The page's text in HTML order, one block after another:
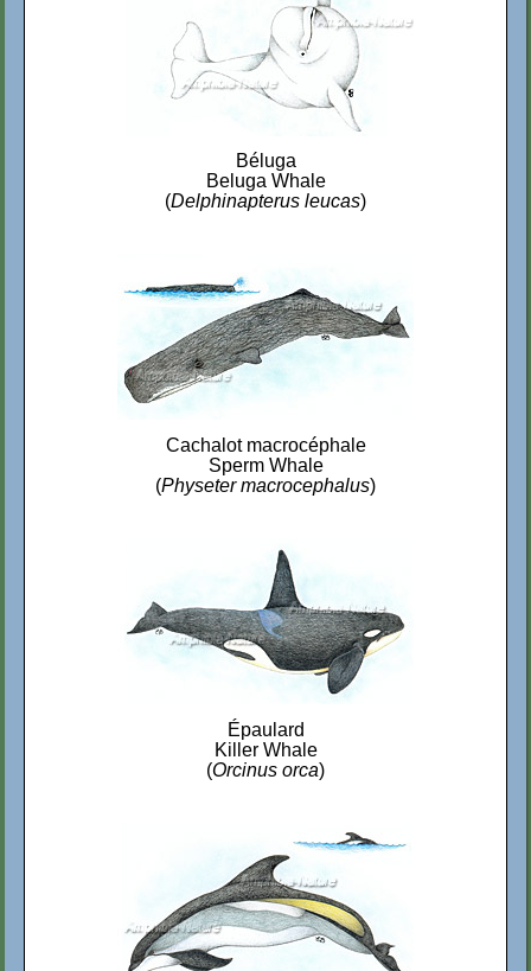
Béluga
Beluga Whale
(Delphinapterus leucas)
Cachalot macrocéphale
Sperm Whale
(Physeter macrocephalus)
Épaulard
Killer Whale
(Orcinus orca)